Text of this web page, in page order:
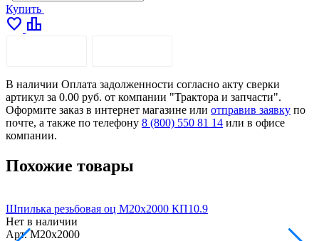
Купить
favorite leaderboard
В наличии Оплата задолженности согласно акту сверки
артикул за 0.00 руб. от компании "Трактора и запчасти".
Оформите заказ в интернет магазине или отправив заявку по
почте, а также по телефону 8 (800) 550 81 14 или в офисе
компании.
Похожие товары
Шпилька резьбовая оц М20х2000 КП10.9
Нет в наличии
Арт. М20х2000